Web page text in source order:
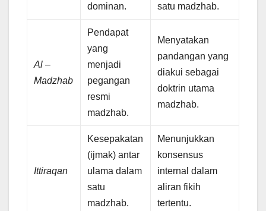
dominan.
satu madzhab.
Al –
Madzhab
Pendapat
yang
menjadi
pegangan
resmi
madzhab.
Menyatakan
pandangan yang
diakui sebagai
doktrin utama
madzhab.
Ittiraqan
Kesepakatan
(ijmak) antar
ulama dalam
satu
madzhab.
Menunjukkan
konsensus
internal dalam
aliran fikih
tertentu.